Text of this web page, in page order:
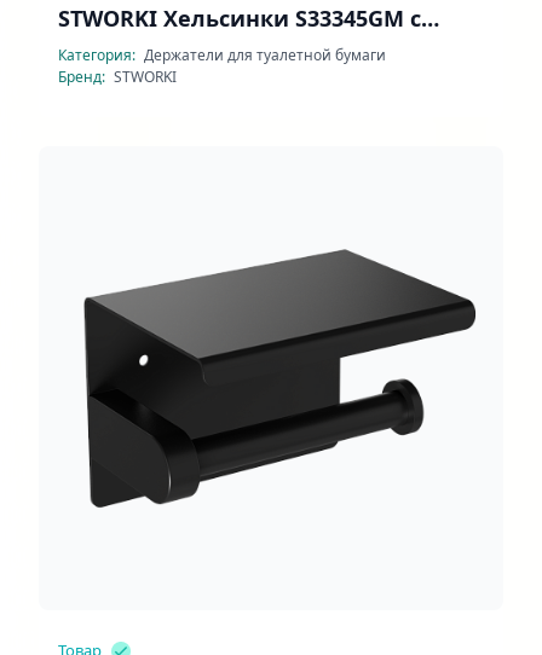
STWORKI Хельсинки S33345GM с
полочкой
Категория: Держатели для туалетной бумаги
Бренд: STWORKI
Товар